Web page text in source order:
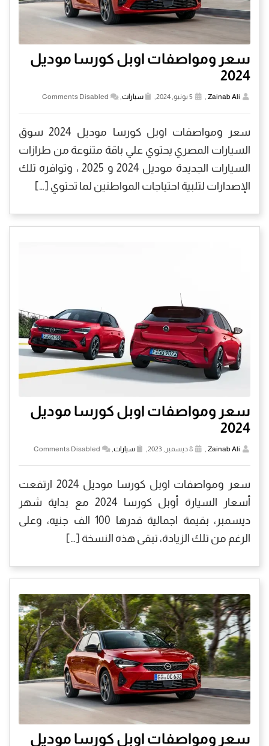
سعر ومواصفات اوبل كورسا موديل
2024
Zainab Ali سيارات Comments Disabled
سعر ومواصفات اوبل كورسا موديل 2024 سوق
السيارات المصري يحتوي علي باقة متنوعة من طرازات
السيارات الجديدة موديل 2024 و 2025 ، وتوافره تلك
الإصدارات لتلبية احتياجات المواطنين لما تحتوي […]
سعر ومواصفات اوبل كورسا موديل
2024
Zainab Ali سيارات Comments Disabled
سعر ومواصفات اوبل كورسا موديل 2024 ارتفعت
أسعار السيارة أوبل كورسا 2024 مع بداية شهر
ديسمبر، بقيمة اجمالية قدرها 100 الف جنيه، وعلى
الرغم من تلك الزيادة، تبقى هذه النسخة […]
سعر ومواصفات اوبل كورسا موديل